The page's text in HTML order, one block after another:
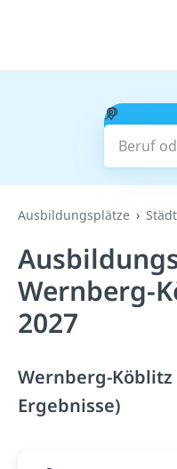
Beruf
Ausbildungsplätze
Wernberg-
2027
Wernberg-Köblitz
Ergebnisse)